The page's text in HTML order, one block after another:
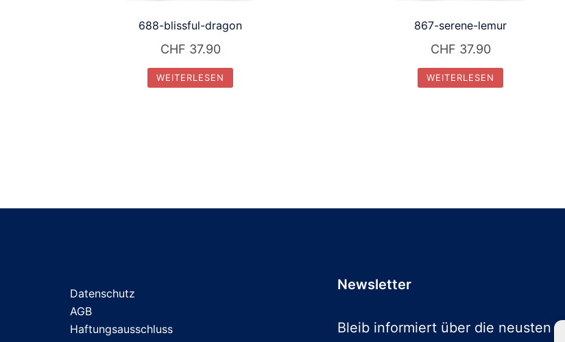
688-blissful-dragon
CHF 37.90
WEITERLESEN
867-serene-lemur
CHF 37.90
WEITERLESEN
Datenschutz
AGB
Haftungsausschluss
Newsletter
Bleib informiert über die neusten